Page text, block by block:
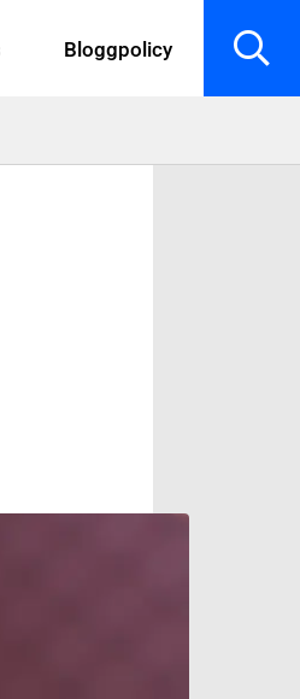
Bloggpolicy